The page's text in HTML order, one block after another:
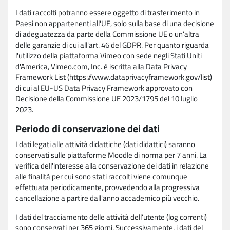
I dati raccolti potranno essere oggetto di trasferimento in
Paesi non appartenenti all'UE, solo sulla base di una decisione
di adeguatezza da parte della Commissione UE o un'altra
delle garanzie di cui all'art. 46 del GDPR. Per quanto riguarda
l'utilizzo della piattaforma Vimeo con sede negli Stati Uniti
d'America, Vimeo.com, Inc. è iscritta alla Data Privacy
Framework List (https://www.dataprivacyframework.gov/list)
di cui al EU-US Data Privacy Framework approvato con
Decisione della Commissione UE 2023/1795 del 10 luglio
2023.
Periodo di conservazione dei dati
I dati legati alle attività didattiche (dati didattici) saranno
conservati sulle piattaforme Moodle di norma per 7 anni. La
verifica dell'interesse alla conservazione dei dati in relazione
alle finalità per cui sono stati raccolti viene comunque
effettuata periodicamente, provvedendo alla progressiva
cancellazione a partire dall'anno accademico più vecchio.
I dati del tracciamento delle attività dell'utente (log correnti)
sono conservati per 365 giorni. Successivamente, i dati del